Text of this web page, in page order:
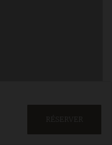
RÉSERVER